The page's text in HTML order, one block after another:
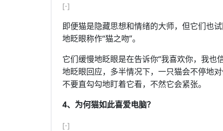
[-]
即便猫是隐藏思想和情绪的大师，但它们也
地眨眼称作“猫之吻”。
它们缓慢地眨眼是在告诉你“我喜欢你，我也
地眨眼回应，多半情况下，一只猫会不停地
不要直勾勾地盯着它看，不然它会紧张。
4、为何猫如此喜爱电脑？
[-]